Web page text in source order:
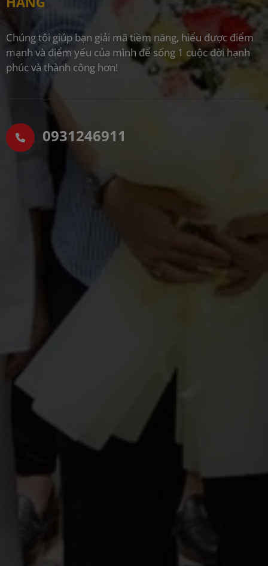
Chúng tôi giúp bạn giải mã tiềm năng, hiểu được điểm
mạnh và điểm yếu của mình để sống 1 cuộc đời hạnh
phúc và thành công hơn!
0931246911